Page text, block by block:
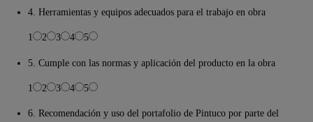
4. Herramientas y equipos adecuados para el trabajo en obra
1 2 3 4 5
5. Cumple con las normas y aplicación del producto en la obra
1 2 3 4 5
6. Recomendación y uso del portafolio de Pintuco por parte del